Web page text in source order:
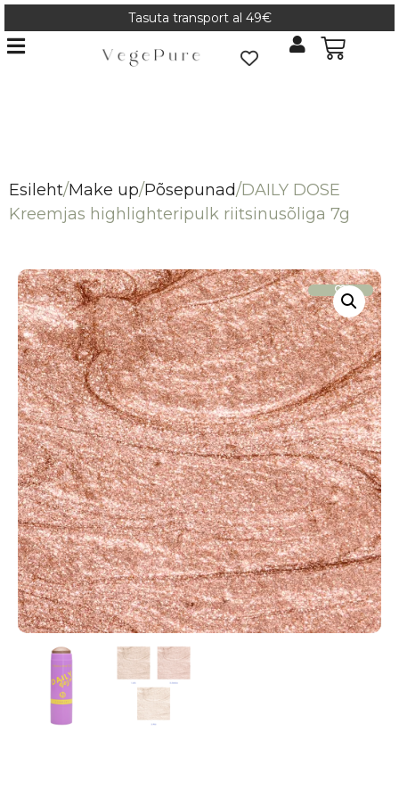
Tasuta transport al 49€
Esileht/Make up/Põsepunad/DAILY DOSE
Kreemjas highlighteripulk riitsinusõliga 7g